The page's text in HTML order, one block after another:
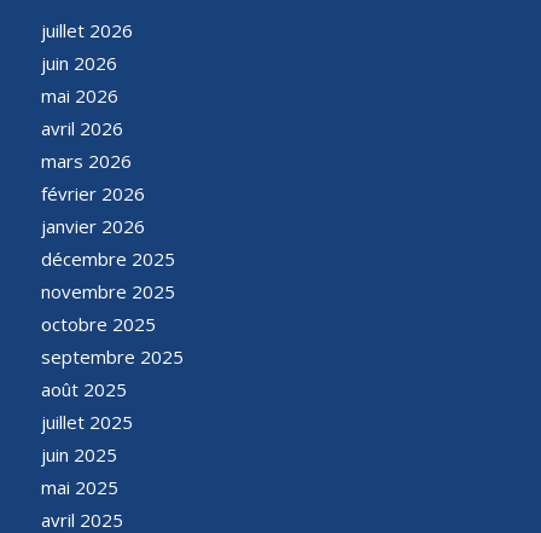
juillet 2026
juin 2026
mai 2026
avril 2026
mars 2026
février 2026
janvier 2026
décembre 2025
novembre 2025
octobre 2025
septembre 2025
août 2025
juillet 2025
juin 2025
mai 2025
avril 2025